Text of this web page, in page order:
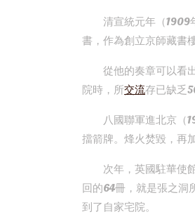
清宣統元年（1909
書，作為創立京師藏書
從他的奏章可以看
院時，所交流存已缺乏
八國聯軍進北京（
擋箭牌。烽火焚毀，再
次年，英國駐華使
回的64冊，就是張之洞
到了自家宅院。